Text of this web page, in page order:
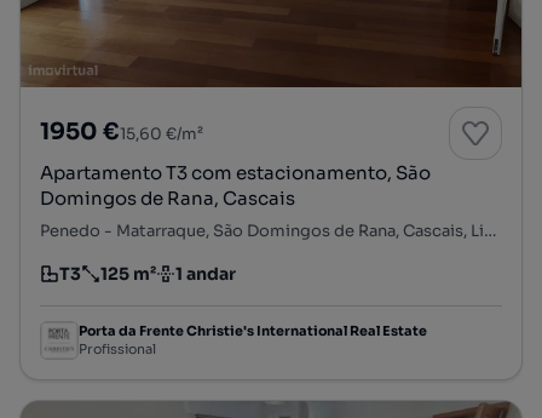
1950 €15,60 €/m²
Apartamento T3 com estacionamento, São
Domingos de Rana, Cascais
Penedo - Matarraque, São Domingos de Rana, Cascais, Lisboa
Tipologia
T3
Preço por metro quadrado
125 m²
Andar 1 andar
Porta da Frente Christie's International Real Estate
Profissional